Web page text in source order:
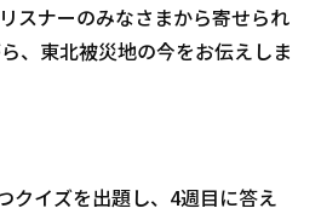
スナーのみなさまから寄せられ
、東北被災地の今をお伝えしま
クイズを出題し、4週目に答え